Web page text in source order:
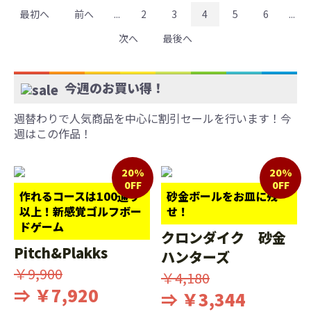
最初へ 前へ ... 2 3 4 5 6
...
次へ
最後へ
今週のお買い得！
週替わりで人気商品を中心に割引セールを行います！今
週はこの作品！
作れるコースは100通り
以上！新感覚ゴルフボー
ドゲーム
20%
0FF
Pitch&Plakks
￥9,900
⇒ ￥7,920
砂金ボールをお皿に残
せ！
20%
0FF
クロンダイク 砂金
ハンターズ
￥4,180
⇒ ￥3,344